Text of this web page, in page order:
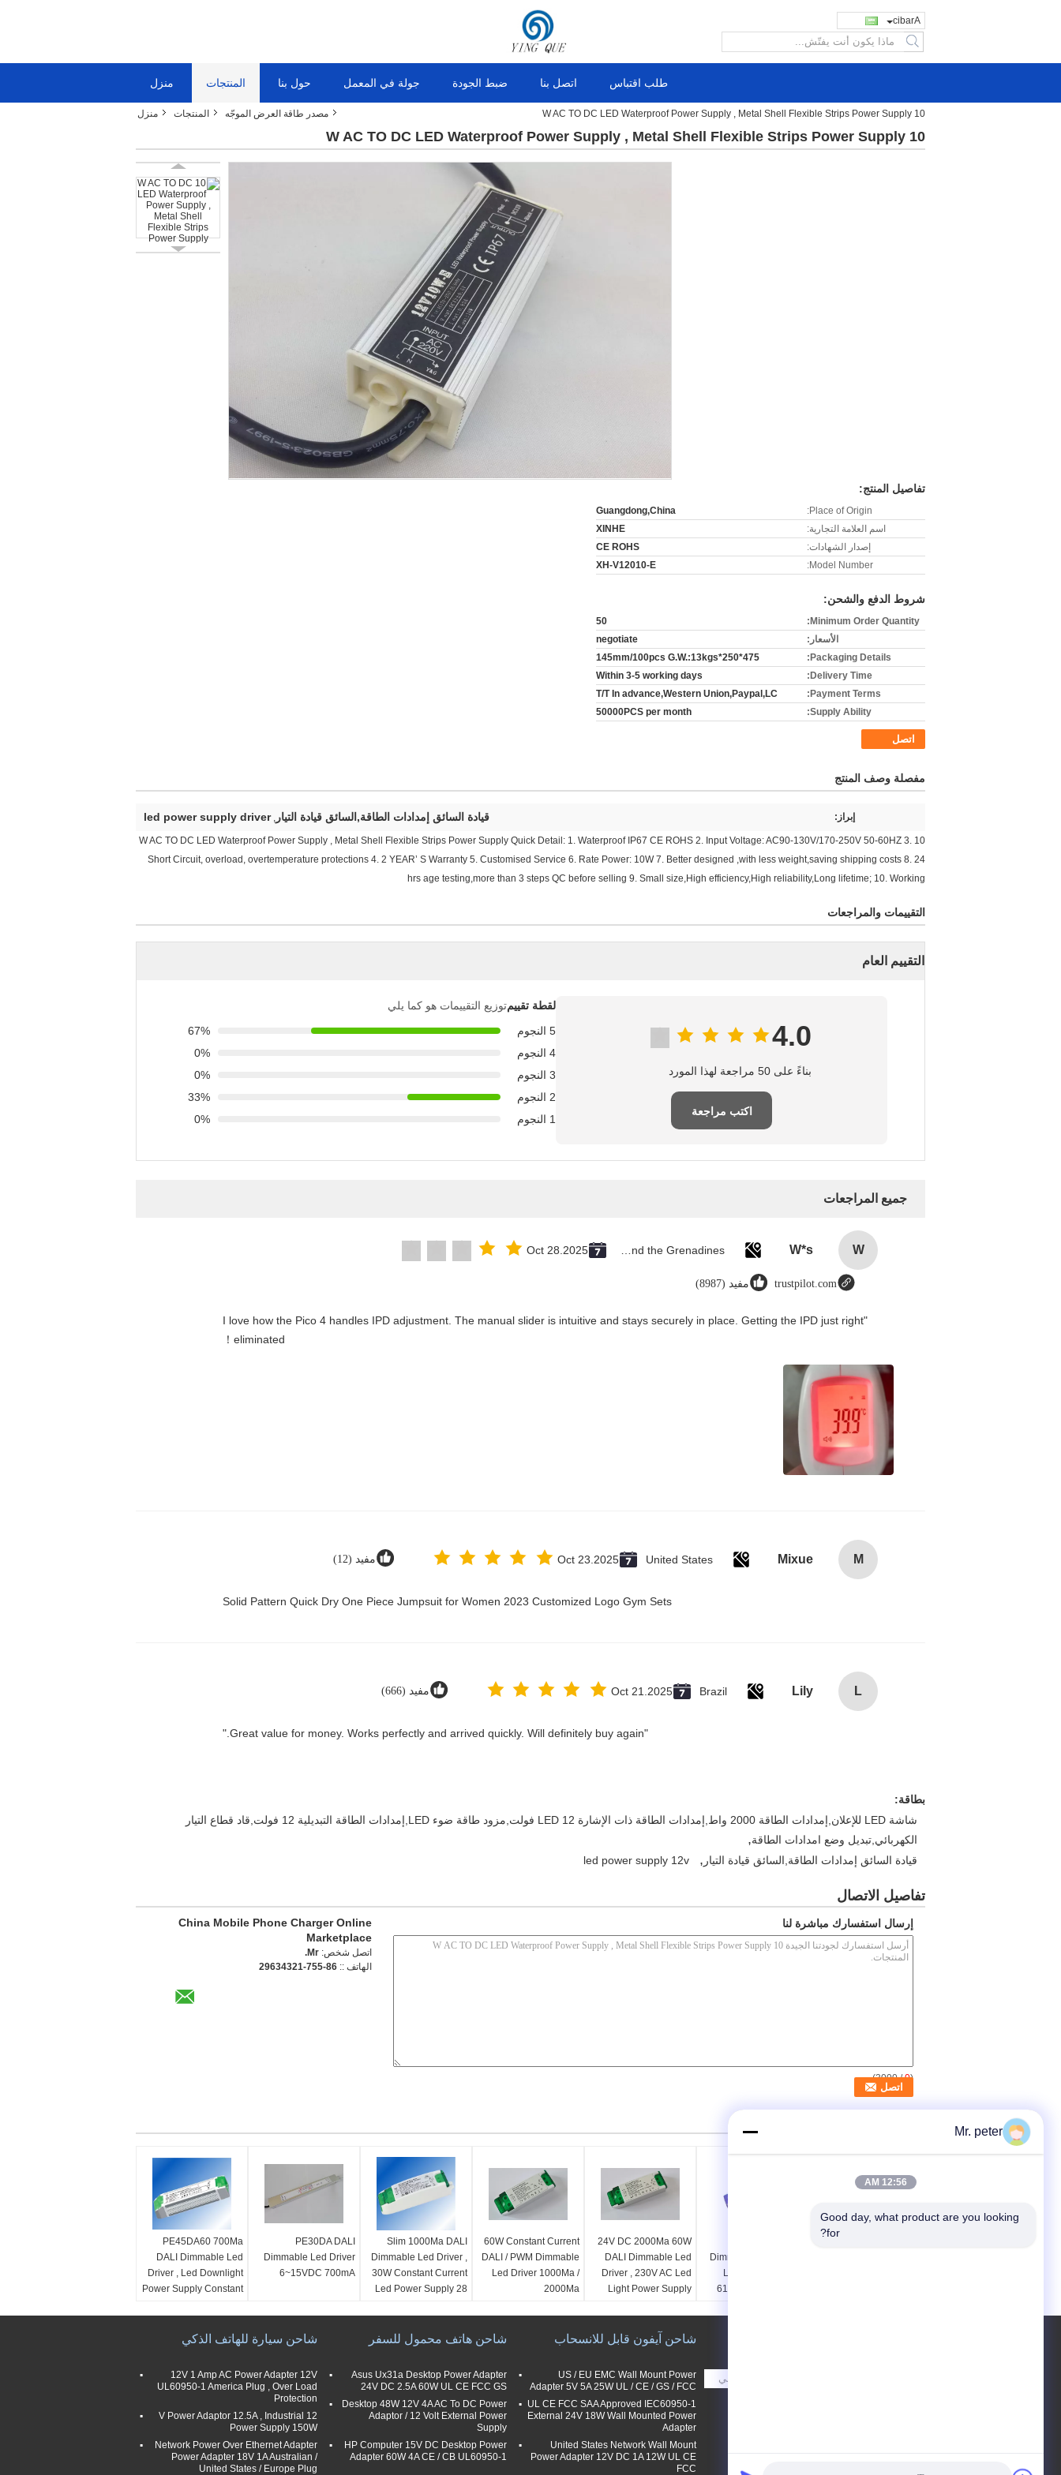
Arabic
search
منزل المنتجات حول بنا جولة في المعمل ضبط الجودة اتصل بنا طلب اقتباس
منزل المنتجات مصدر طاقة العرض الموجّه 10 W AC TO DC LED Waterproof Power Supply , Metal Shell Flexible Strips Power Supply
10 W AC TO DC LED Waterproof Power Supply , Metal Shell Flexible Strips Power Supply
تفاصيل المنتج:
Place of Origin:
Guangdong,China
اسم العلامة التجارية:
XINHE
إصدار الشهادات:
CE ROHS
Model Number:
XH-V12010-E
شروط الدفع والشحن:
Minimum Order Quantity:
50
الأسعار:
negotiate
Packaging Details:
475*250*145mm/100pcs G.W.:13kgs
Delivery Time:
Within 3-5 working days
Payment Terms:
T/T In advance,Western Union,Paypal,LC
Supply Ability:
50000PCS per month
اتصل
مفصلة وصف المنتج
إبراز: قيادة السائق إمدادات الطاقة,السائق قيادة التيار ,
led power supply driver
10 W AC TO DC LED Waterproof Power Supply , Metal Shell Flexible Strips Power Supply Quick Detail: 1. Waterproof IP67 CE ROHS 2. Input Voltage: AC90-130V/170-250V 50-60HZ 3.
Short Circuit, overload, overtemperature protections 4. 2 YEAR’ S Warranty 5. Customised Service 6. Rate Power: 10W 7. Better designed ,with less weight,saving shipping costs 8. 24
hrs age testing,more than 3 steps QC before selling 9. Small size,High efficiency,High reliability,Long lifetime; 10. Working
التقييمات والمراجعات
التقييم العام
4.0
بناءً على 50 مراجعة لهذا المورد
اكتب مراجعة
لقطة تقييمتوزيع التقييمات هو كما يلي
5 النجوم
67%
4 النجوم
0%
3 النجوم
0%
2 النجوم
33%
1 النجوم
0%
جميع المراجعات
W
W*s
Oct 28.2025
trustpilot.com مفيد (8987)
"I love how the Pico 4 handles IPD adjustment. The manual slider is intuitive and stays securely in place. Getting the IPD just right
eliminated！
M
Mixue
United States
Oct 23.2025 مفيد (12)
Solid Pattern Quick Dry One Piece Jumpsuit for Women 2023 Customized Logo Gym Sets
L
Lily
Brazil
Oct 21.2025 مفيد (666)
"Great value for money. Works perfectly and arrived quickly. Will definitely buy again."
بطاقة:
شاشة LED للإعلان,إمدادات الطاقة 2000 واط,إمدادات الطاقة ذات الإشارة LED 12 فولت,مزود طاقة ضوء LED,إمدادات الطاقة التبديلية 12 فولت,قاد قطاع التيار
الكهربائي,تبديل وضع امدادات الطاقة,
قيادة السائق إمدادات الطاقة,السائق قيادة التيار ,
led power supply 12v
تفاصيل الاتصال
China Mobile Phone Charger Online
Marketplace
اتصل شخص: Mr.
الهاتف :: 86-755-29634321
إرسال استفسارك مباشرة لنا
(
0
/ 3000)
PE45DA60 700Ma
DALI Dimmable Led
Driver , Led Downlight
Power Supply Constant
PE30DA DALI
Dimmable Led Driver
6~15VDC 700mA
Slim 1000Ma DALI
Dimmable Led Driver ,
30W Constant Current
Led Power Supply 28
60W Constant Current
DALI / PWM Dimmable
Led Driver 1000Ma /
2000Ma
24V DC 2000Ma 60W
DALI Dimmable Led
Driver , 230V AC Led
Light Power Supply
Dimmable Waterproof
Led Driver 36V EN
61347-2-13 / CE GS
شاحن سيارة للهاتف الذكي
12V 1 Amp AC Power Adapter 12V
UL60950-1 America Plug , Over Load
Protection
12 V Power Adaptor 12.5A , Industrial
Power Supply 150W
Network Power Over Ethernet Adapter
Power Adapter 18V 1A Australian /
United States / Europe Plug
شاحن هاتف محمول للسفر
Asus Ux31a Desktop Power Adapter
24V DC 2.5A 60W UL CE FCC GS
Desktop 48W 12V 4A AC To DC Power
Adaptor / 12 Volt External Power
Supply
HP Computer 15V DC Desktop Power
Adapter 60W 4A CE / CB UL60950-1
شاحن آيفون قابل للانسحاب
US / EU EMC Wall Mount Power
Adapter 5V 5A 25W UL / CE / GS / FCC
UL CE FCC SAA Approved IEC60950-1
External 24V 18W Wall Mounted Power
Adapter
United States Network Wall Mount
Power Adapter 12V DC 1A 12W UL CE
FCC
Mr. peter
12:56 AM
Good day, what product are you looking
for?